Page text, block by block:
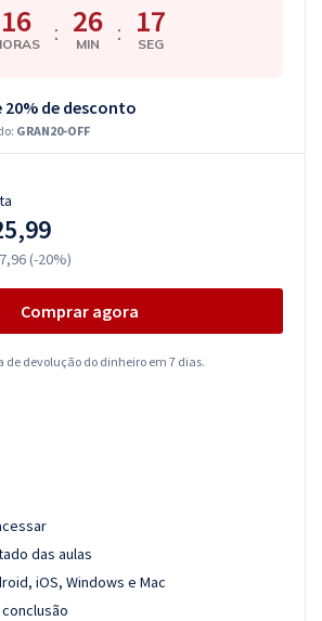
16 : 26
MIN : 16
SEG
20% de desconto
GRAN20-OFF
(-20%)
Comprar agora
de devolução do dinheiro em 7 dias.
das aulas
iOS, Windows e Mac